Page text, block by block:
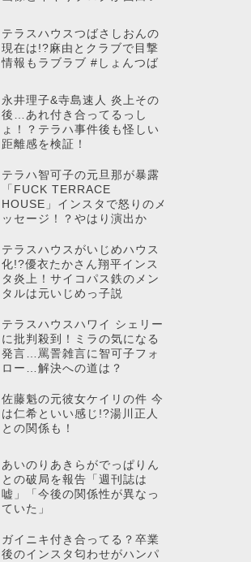
テラスハウスつばさしおんの
現在は!?麻由とクラブで目撃
情報もラブラブ #しょんつば
永井理子&寺島速人 炎上その
後…あれ付き合ってるっし
ょ！？テラハ事件後も怪しい
距離感を検証！
テラハ智可子の元旦那が暴露
「FUCK TERRACE
HOUSE」インスタで怒りのメ
ッセージ！？やはり演出か
テラスハウスがいじめハウス
化!?優衣たかさん翔平インス
タ炎上！サイコパス鉄のメン
タルは元いじめっ子説
テラスハウスハワイ シェリー
に批判殺到！ミラの気になる
発言…罵詈雑言に智可子フォ
ロー…解決への道は？
佐藤魁の元彼女ケイリの件 今
は仁希といい感じ!?湯川正人
との関係も！
あいのりあきらがでっぱりん
との破局を報告「週刊誌は
嘘」「今後の関係性が異なっ
ていた」
ガイニキ付き合ってる？卒業
後のインスタ匂わせがハンパ